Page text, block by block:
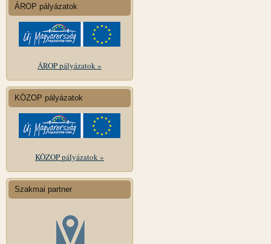
ÁROP pályázatok
ÁROP pályázatok »
KÖZOP pályázatok
KÖZOP pályázatok »
Szakmai partner